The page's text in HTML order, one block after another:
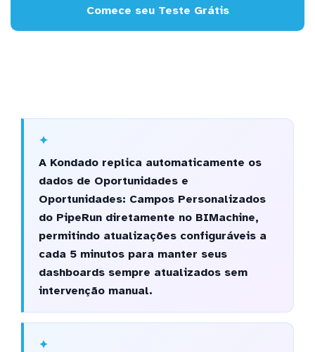
Comece seu Teste Grátis
A Kondado replica automaticamente os
dados de Oportunidades e
Oportunidades: Campos Personalizados
do PipeRun diretamente no BIMachine,
permitindo atualizações configuráveis a
cada 5 minutos para manter seus
dashboards sempre atualizados sem
intervenção manual.